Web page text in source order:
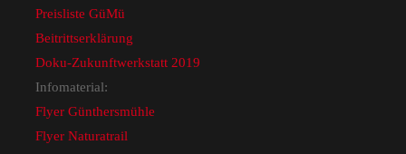
Preisliste GüMü
Beitrittserklärung
Doku-Zukunftwerkstatt 2019
Infomaterial:
Flyer Günthersmühle
Flyer Naturatrail